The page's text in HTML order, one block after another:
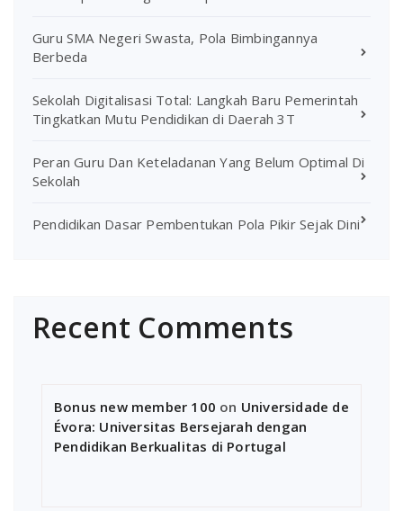
Guru SMA Negeri Swasta, Pola Bimbingannya
Berbeda
Sekolah Digitalisasi Total: Langkah Baru Pemerintah
Tingkatkan Mutu Pendidikan di Daerah 3T
Peran Guru Dan Keteladanan Yang Belum Optimal Di
Sekolah
Pendidikan Dasar Pembentukan Pola Pikir Sejak Dini
Recent Comments
Bonus new member 100 on Universidade de
Évora: Universitas Bersejarah dengan
Pendidikan Berkualitas di Portugal